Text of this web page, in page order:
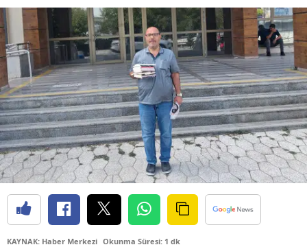
Niğde
Ordu
Rize
Sakarya
Samsun
Siirt
Sinop
Sivas
KAYNAK: Haber Merkezi Okunma Süresi: 1 dk